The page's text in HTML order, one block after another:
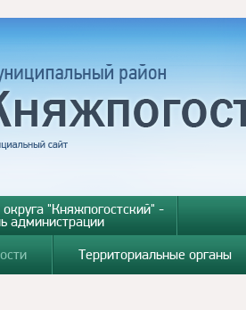
"Княжпогостский" -
администрации
Территориальные органы